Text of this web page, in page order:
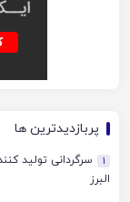
پربازدیدترین ها
1
سرگردانی تولید
البرز